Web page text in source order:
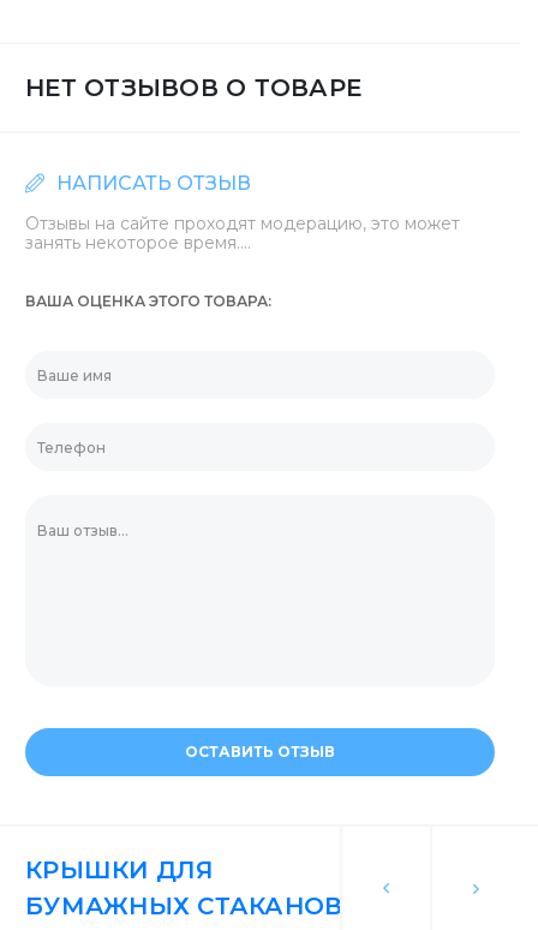
НЕТ ОТЗЫВОВ О ТОВАРЕ
НАПИСАТЬ ОТЗЫВ
Отзывы на сайте проходят модерацию, это может
занять некоторое время....
ВАША ОЦЕНКА ЭТОГО ТОВАРА
ОСТАВИТЬ ОТЗЫВ
КРЫШКИ ДЛЯ
БУМАЖНЫХ СТАКАНОВ